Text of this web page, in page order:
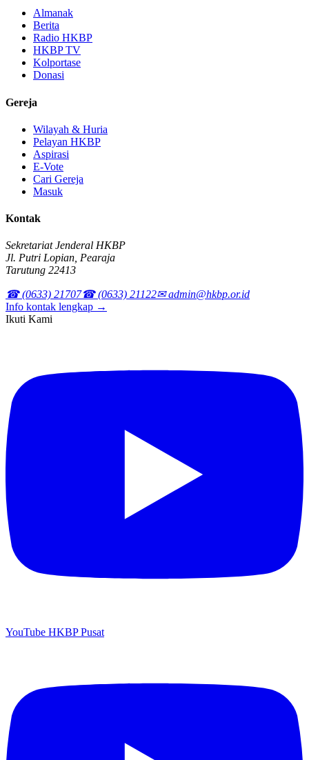
Almanak
Berita
Radio HKBP
HKBP TV
Kolportase
Donasi
Gereja
Wilayah & Huria
Pelayan HKBP
Aspirasi
E-Vote
Cari Gereja
Masuk
Kontak
Sekretariat Jenderal HKBP
Jl. Putri Lopian, Pearaja
Tarutung 22413
☎ (0633) 21707☎ (0633) 21122✉ admin@hkbp.or.id
Info kontak lengkap →
Ikuti Kami
YouTube HKBP Pusat